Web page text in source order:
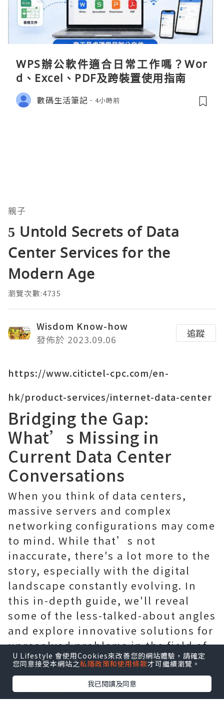
WPS辦公軟件適合日常工作嗎？Wor
d、Excel、PDF及跨裝置使用指南
數碼生活筆記 4小時前
親子
5 Untold Secrets of Data
Center Services for the
Modern Age
瀏覽次數:4735
Wisdom Know-how
發佈於 2023.09.06
追蹤
https://www.citictel-cpc.com/en-
hk/product-services/internet-data-center
Bridging the Gap:
What’s Missing in
Current Data Center
Conversations
When you think of data centers,
massive servers and complex
networking configurations may come
to mind. While that’s not
inaccurate, there's a lot more to the
story, especially with the digital
landscape constantly evolving. In
this in-depth guide, we'll reveal
some of the less-talked-about angles
and explore innovative solutions for
unresolved problems in the field of
data center services. Let's peel back
the layers and see what's
underneath.
U Lifestyle 會使用Cookies來改善您的網站體驗，請確定
您同意接受本網站之私隱政策和使用條款才可繼續瀏覽。
我已閱讀及同意